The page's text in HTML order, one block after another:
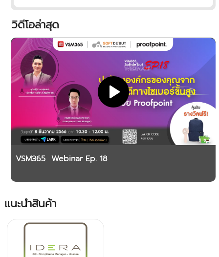
วิดีโอล่าสุด
VSM365 Webinar Ep. 18
แนะนำสินค้า